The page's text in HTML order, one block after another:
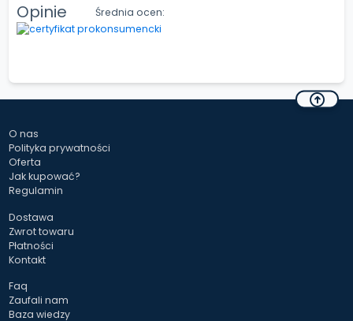
Opinie Średnia ocen:
O nas
Polityka prywatności
Oferta
Jak kupować?
Regulamin
Dostawa
Zwrot towaru
Płatności
Kontakt
Faq
Zaufali nam
Baza wiedzy